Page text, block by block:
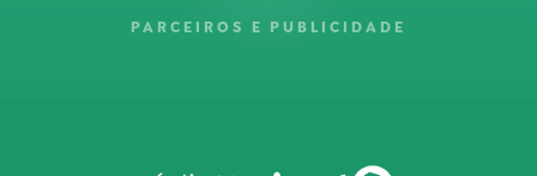
PARCEIROS E PUBLICIDADE